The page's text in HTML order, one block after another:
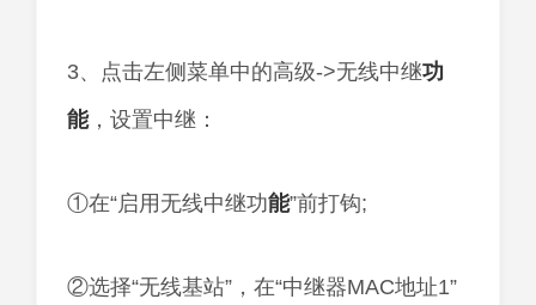
3、点击左侧菜单中的高级->无线中继功
能，设置中继：
①在“启用无线中继功能”前打钩;
②选择“无线基站”，在“中继器MAC地址1”